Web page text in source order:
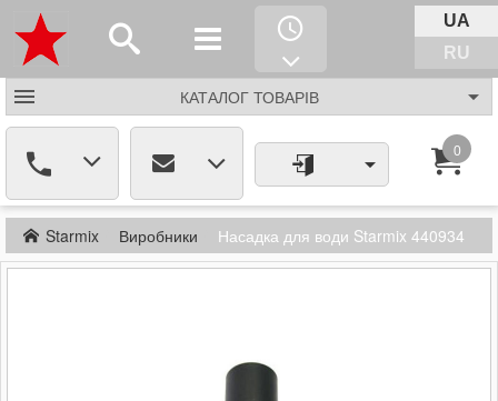
UA
RU
КАТАЛОГ ТОВАРІВ
0
Starmix Виробники Насадка для води Starmix 440934